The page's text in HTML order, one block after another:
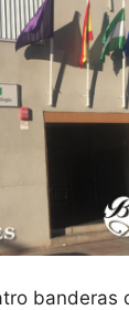
banderas